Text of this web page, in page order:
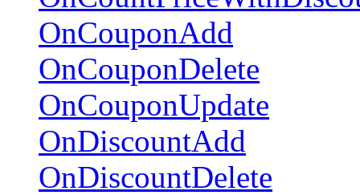
OnCouponAdd
OnCouponDelete
OnCouponUpdate
OnDiscountAdd
OnDiscountDelete